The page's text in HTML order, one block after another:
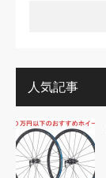
人気記事